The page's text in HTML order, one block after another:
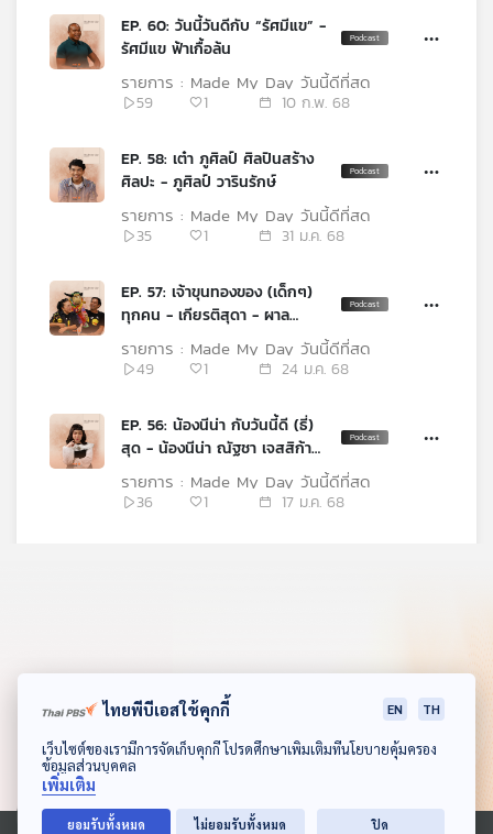
เครือ
ดาวน์โหลด Thai PBS Podcast Application
EP. 60: วันนี้วันดีกับ “รัศมีแข” -
รัศมีแข ฟ้าเกื้อล้น
59 1 10 ก.พ. 68
รายการ : Made My Day วันนี้ดีที่สุด
EP. 58: เต๋า ภูศิลป์ ศิลปินสร้าง
ศิลปะ - ภูศิลป์ วารินรักษ์
35 1 31 ม.ค. 68
รายการ : Made My Day วันนี้ดีที่สุด
EP. 57: เจ้าขุนทองของ (เด็กๆ)
ทุกคน - เกียรติสุดา - ผาล
49
1 24 ม.ค. 68
รายการ : Made My Day วันนี้ดีที่สุด
EP. 56: น้องนีน่า กับวันนี้ดี (ธี่)
สุด - น้องนีน่า ณัฐชา เจสสิก้า
36
1 17 ม.ค. 68
รายการ : Made My Day วันนี้ดีที่สุด
ไทยพีบีเอสใช้คุกกี้ EN TH
เว็บไซต์ของเรามีการจัดเก็บคุกกี้ โปรดศึกษาเพิ่มเติมที่นโยบายคุ้มครอง
ข้อมูลส่วนบุคคล
เพิ่มเติม
ยอมรับทั้งหมด ไม่ยอมรับทั้งหมด ปิด